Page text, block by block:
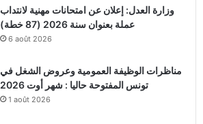
وزارة العدل: إعلان عن امتحانات مهنية لانتداب
عملة بعنوان سنة 2026 (87 خطة)
6 août 2026
مناظرات الوظيفة العمومية وعروض الشغل في
تونس المفتوحة حاليا : شهر أوت 2026
1 août 2026